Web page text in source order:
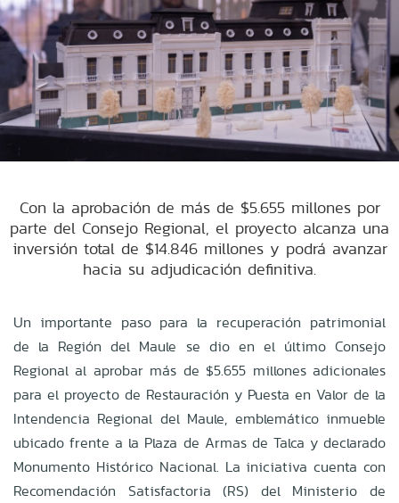
Con la aprobación de más de $5.655 millones por
parte del Consejo Regional, el proyecto alcanza una
inversión total de $14.846 millones y podrá avanzar
hacia su adjudicación definitiva.
Un importante paso para la recuperación patrimonial
de la Región del Maule se dio en el último Consejo
Regional al aprobar más de $5.655 millones adicionales
para el proyecto de Restauración y Puesta en Valor de la
Intendencia Regional del Maule, emblemático inmueble
ubicado frente a la Plaza de Armas de Talca y declarado
Monumento Histórico Nacional. La iniciativa cuenta con
Recomendación Satisfactoria (RS) del Ministerio de